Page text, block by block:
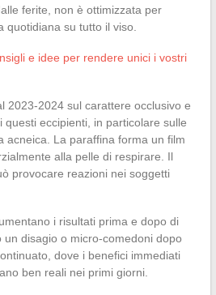
ferite, non è ottimizzata per
quotidiana su tutto il viso.
e idee per rendere unici i vostri
2023-2024 sul carattere occlusivo e
questi eccipienti, in particolare sulle
acneica. La paraffina forma un film
alla pelle di respirare. Il
provocare reazioni nei soggetti
i risultati prima e dopo di
un disagio o micro-comedoni dopo
dove i benefici immediati
ben reali nei primi giorni.